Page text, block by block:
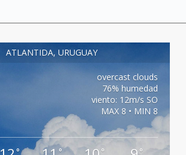
ATLANTIDA, URUGUAY
overcast clouds
76% humedad
viento: 12m/s SO
MAX 8 • MIN 8
° ° ° °